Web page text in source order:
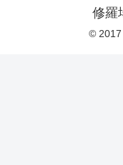
修羅
© 2017